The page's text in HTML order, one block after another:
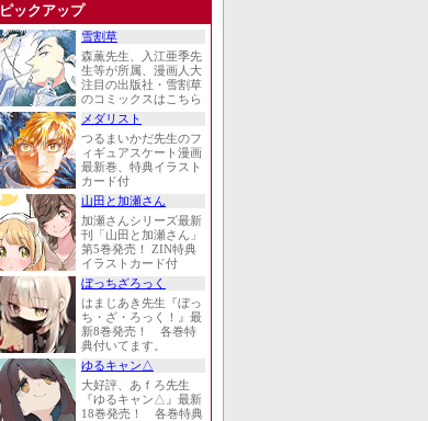
ピックアップ
雪割草
森薫先生、入江亜季先
生等が所属、漫画人大
注目の出版社・雪割草
のコミックスはこちら
メダリスト
つるまいかだ先生のフ
ィギュアスケート漫画
最新巻、特典イラスト
カード付
山田と加瀬さん
加瀬さんシリーズ最新
刊「山田と加瀬さん」
第5巻発売！ ZIN特典
イラストカード付
ぼっちざろっく
はまじあき先生『ぼっ
ち・ざ・ろっく！』最
新8巻発売！ 各巻特
典付いてます。
ゆるキャン△
大好評、あｆろ先生
『ゆるキャン△』最新
18巻発売！ 各巻特典